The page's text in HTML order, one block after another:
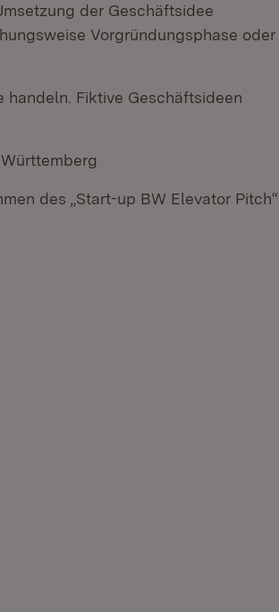
der Geschäftsidee
Vorgründungsphase oder
handeln. Fiktive Geschäftsideen
des „Start-up BW Elevator Pitch“